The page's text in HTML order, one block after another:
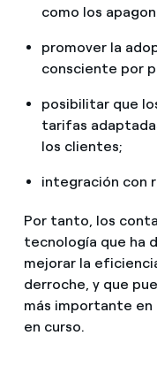
como los
promover la
consciente por
posibilitar que
tarifas
los clientes;
integración con
Por tanto, los
tecnología que ha
mejorar la
derroche, y que
más importante
en curso.